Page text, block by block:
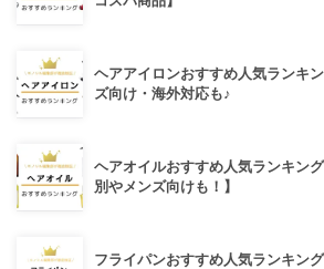
ヘアアイロンおすすめ人気ランキ
ズ向け・海外対応も♪
ヘアオイルおすすめ人気ランキン
別やメンズ向けも！】
フライパンおすすめ人気ランキン